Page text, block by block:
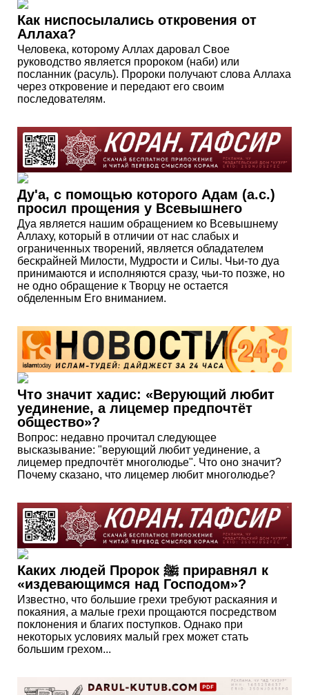
Как ниспосылались откровения от
Аллаха?
Человека, которому Аллах даровал Свое
руководство является пророком (наби) или
посланник (расуль). Пророки получают слова Аллаха
через откровение и передают его своим
последователям.
Ду'а, с помощью которого Адам (а.с.)
просил прощения у Всевышнего
Дуа является нашим обращением ко Всевышнему
Аллаху, который в отличии от нас слабых и
ограниченных творений, является обладателем
бескрайней Милости, Мудрости и Силы. Чьи-то дуа
принимаются и исполняются сразу, чьи-то позже, но
не одно обращение к Творцу не остается
обделенным Его вниманием.
Что значит хадис: «Верующий любит
уединение, а лицемер предпочтёт
общество»?
Вопрос: недавно прочитал следующее
высказывание: "верующий любит уединение, а
лицемер предпочтёт многолюдье". Что оно значит?
Почему сказано, что лицемер любит многолюдье?
Каких людей Пророк ﷺ приравнял к
«издевающимся над Господом»?
Известно, что большие грехи требуют раскаяния и
покаяния, а малые грехи прощаются посредством
поклонения и благих поступков. Однако при
некоторых условиях малый грех может стать
большим грехом...